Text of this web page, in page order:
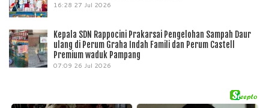
16:28 27 Jul 2026
Kepala SDN Rappocini Prakarsai Pengelohan Sampah Daur
ulang di Perum Graha Indah Famili dan Perum Castell
Premium waduk Pampang
07:09 26 Jul 2026